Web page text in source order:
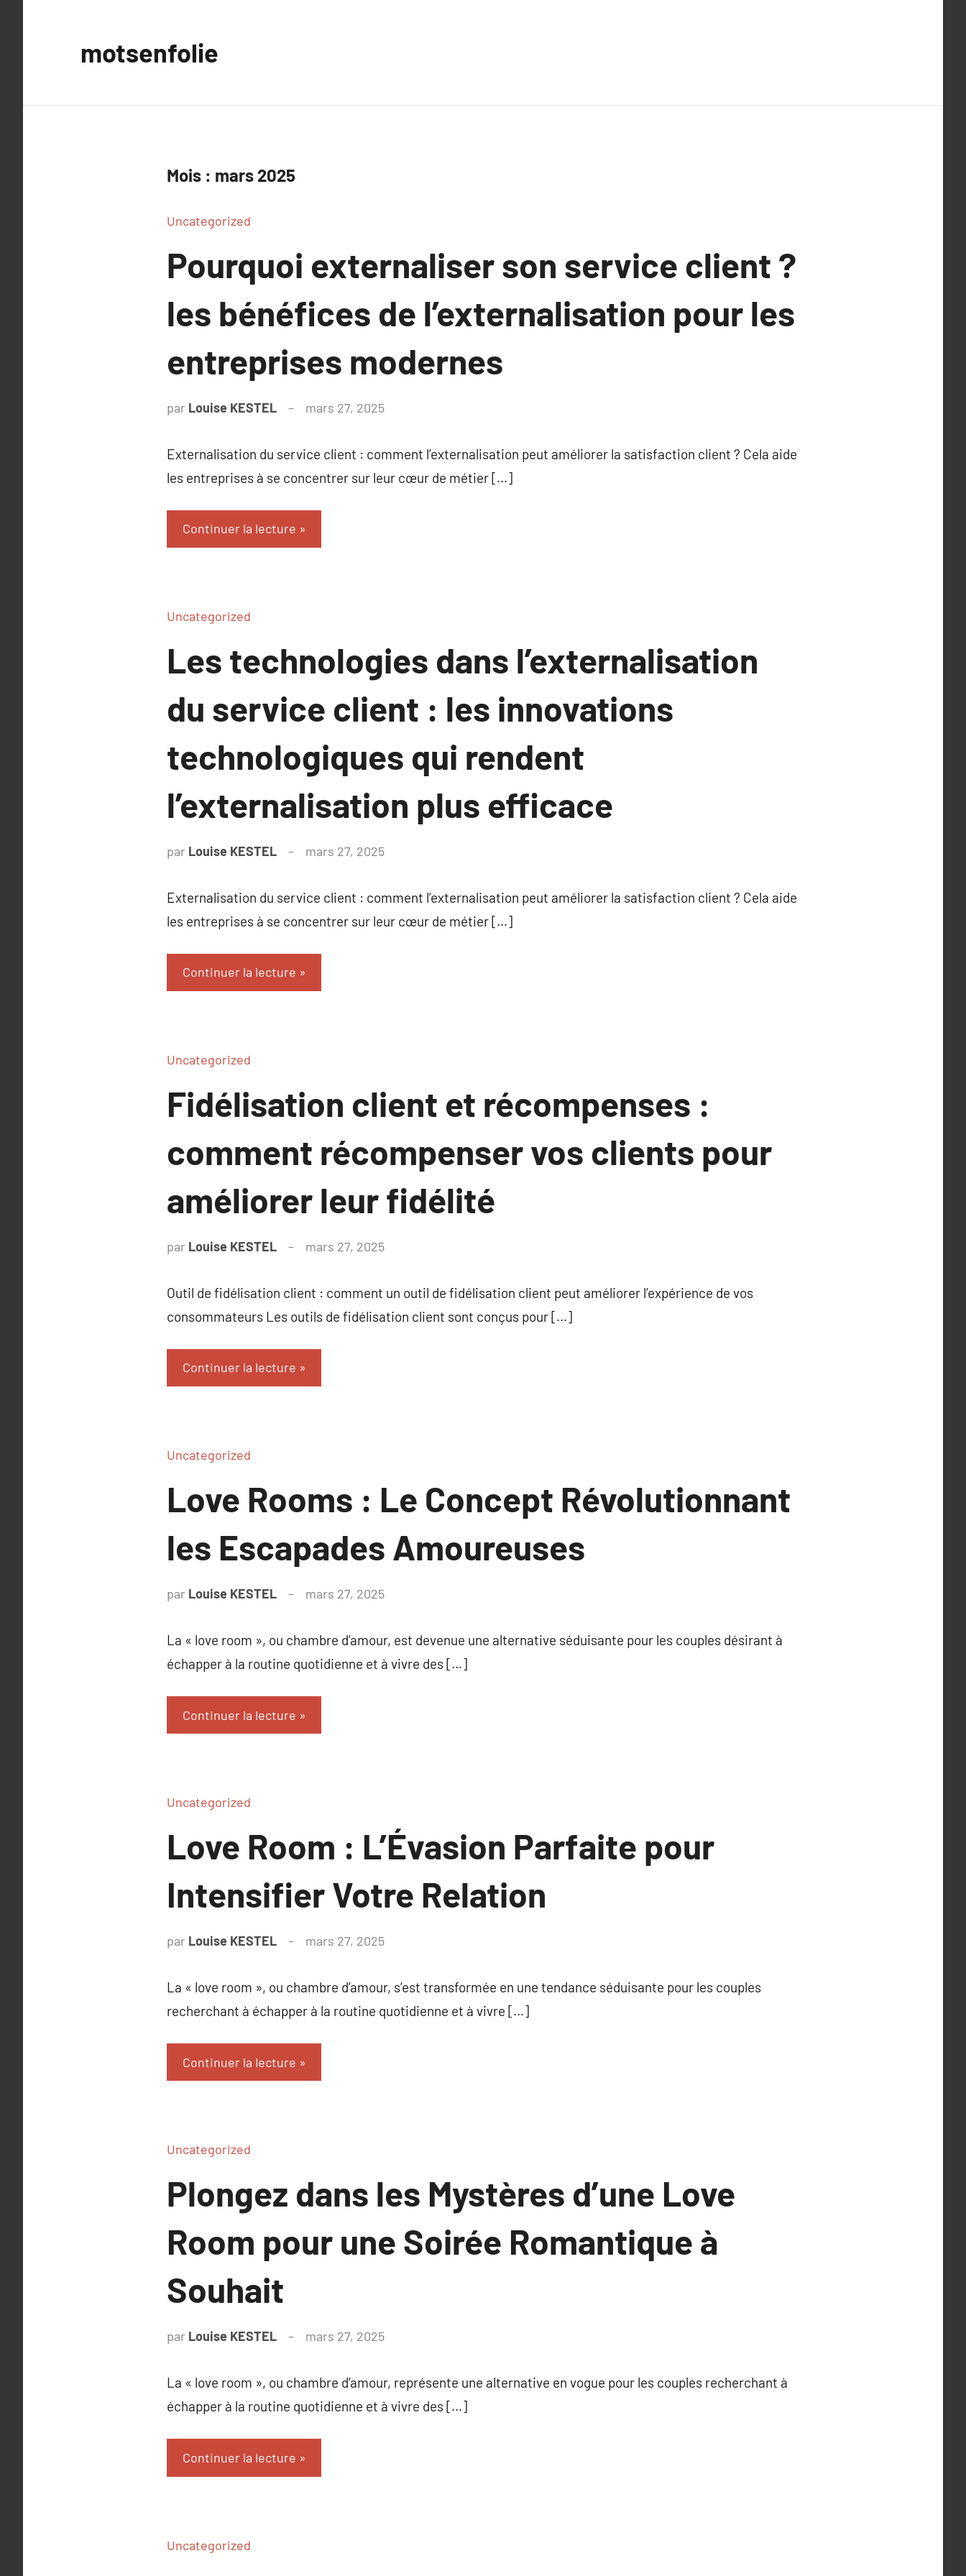
motsenfolie
Mois : mars 2025
Uncategorized
Pourquoi externaliser son service client ?
les bénéfices de l’externalisation pour les
entreprises modernes
par Louise KESTEL mars 27, 2025
Externalisation du service client : comment l’externalisation peut améliorer la satisfaction client ? Cela aide
les entreprises à se concentrer sur leur cœur de métier […]
Continuer la lecture
Uncategorized
Les technologies dans l’externalisation
du service client : les innovations
technologiques qui rendent
l’externalisation plus efficace
par Louise KESTEL mars 27, 2025
Externalisation du service client : comment l’externalisation peut améliorer la satisfaction client ? Cela aide
les entreprises à se concentrer sur leur cœur de métier […]
Continuer la lecture
Uncategorized
Fidélisation client et récompenses :
comment récompenser vos clients pour
améliorer leur fidélité
par Louise KESTEL mars 27, 2025
Outil de fidélisation client : comment un outil de fidélisation client peut améliorer l’expérience de vos
consommateurs Les outils de fidélisation client sont conçus pour […]
Continuer la lecture
Uncategorized
Love Rooms : Le Concept Révolutionnant
les Escapades Amoureuses
par Louise KESTEL mars 27, 2025
La « love room », ou chambre d’amour, est devenue une alternative séduisante pour les couples désirant à
échapper à la routine quotidienne et à vivre des […]
Continuer la lecture
Uncategorized
Love Room : L’Évasion Parfaite pour
Intensifier Votre Relation
par Louise KESTEL mars 27, 2025
La « love room », ou chambre d’amour, s’est transformée en une tendance séduisante pour les couples
recherchant à échapper à la routine quotidienne et à vivre […]
Continuer la lecture
Uncategorized
Plongez dans les Mystères d’une Love
Room pour une Soirée Romantique à
Souhait
par Louise KESTEL mars 27, 2025
La « love room », ou chambre d’amour, représente une alternative en vogue pour les couples recherchant à
échapper à la routine quotidienne et à vivre des […]
Continuer la lecture
Uncategorized